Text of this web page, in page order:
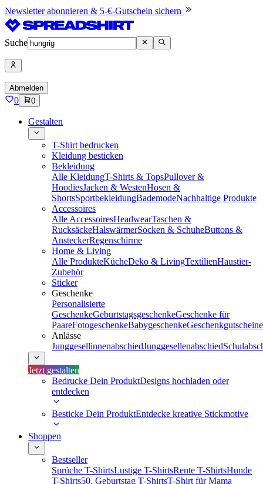
Newsletter abonnieren & 5-€-Gutschein sichern
Suche
Abmelden
0 0
Gestalten
T-Shirt bedrucken
Kleidung besticken
Bekleidung
Alle KleidungT-Shirts & TopsPullover &
HoodiesJacken & WestenHosen &
ShortsSportbekleidungBademodeNachhaltige Produkte
Accessoires
Alle AccessoiresHeadwearTaschen &
RucksäckeHalswärmerSocken & SchuheButtons &
AnsteckerRegenschirme
Home & Living
Alle ProdukteKücheDeko & LivingTextilienHaustier-
Zubehör
Sticker
Geschenke
Personalisierte
GeschenkeGeburtstagsgeschenkeGeschenke für
PaareFotogeschenkeBabygeschenkeGeschenkgutscheine
Anlässe
JunggesellinnenabschiedJunggesellenabschied
Jetzt gestalten
Bedrucke Dein ProduktDesigns hochladen oder
entdecken
Besticke Dein ProduktEntdecke kreative Stickmotive
Shoppen
Bestseller
Sprüche T-ShirtsLustige T-ShirtsRente T-ShirtsHunde
T-Shirts50. Geburtstag T-ShirtsT-Shirt für Mama